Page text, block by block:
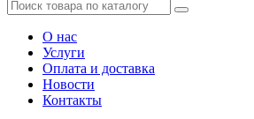
О нас
Услуги
Оплата и доставка
Новости
Контакты